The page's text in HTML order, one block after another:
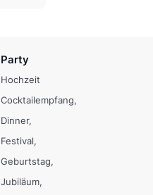
Party
Hochzeit
Cocktailempfang
Dinner
Festival
Geburtstag
Jubiläum